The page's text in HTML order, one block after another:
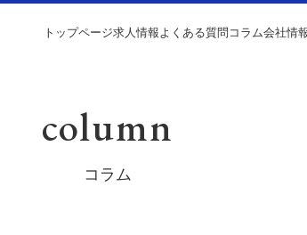
トップページ求人情報よくある質問 コラム会社情
column
コラム